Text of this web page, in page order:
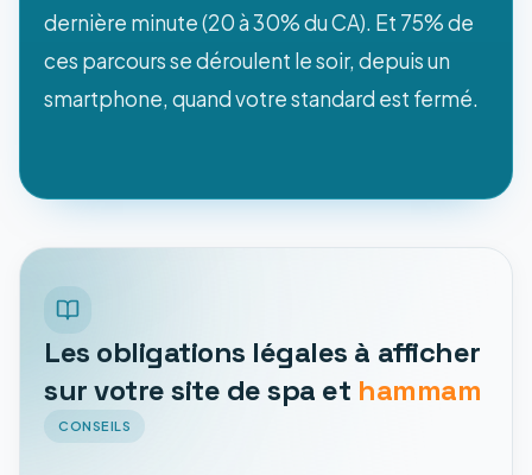
dernière minute (20 à 30% du CA). Et 75% de
ces parcours se déroulent le soir, depuis un
smartphone, quand votre standard est fermé.
Les obligations légales à afficher
sur votre site de spa et hammam
CONSEILS